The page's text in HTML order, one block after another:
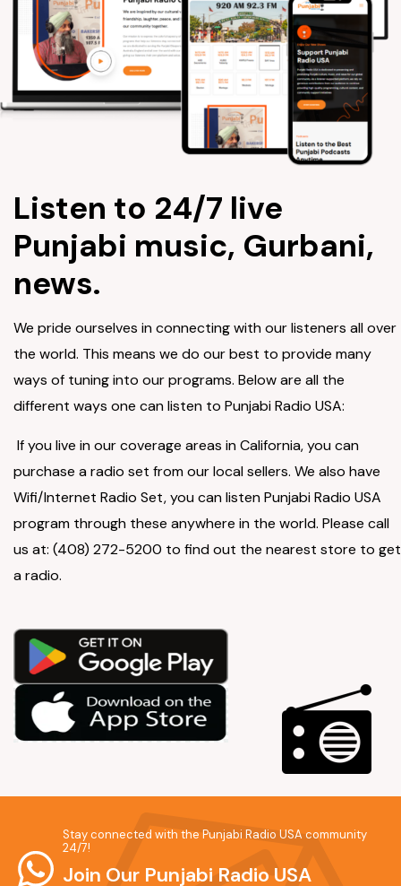
Listen to 24/7 live
Punjabi music, Gurbani,
news.
We pride ourselves in connecting with our listeners all over
the world. This means we do our best to provide many
ways of tuning into our programs. Below are all the
different ways one can listen to Punjabi Radio USA:
If you live in our coverage areas in California, you can
purchase a radio set from our local sellers. We also have
Wifi/Internet Radio Set, you can listen Punjabi Radio USA
program through these anywhere in the world. Please call
us at: (408) 272-5200 to find out the nearest store to get
a radio.
Stay connected with the Punjabi Radio USA community
24/7!
Join Our Punjabi Radio USA